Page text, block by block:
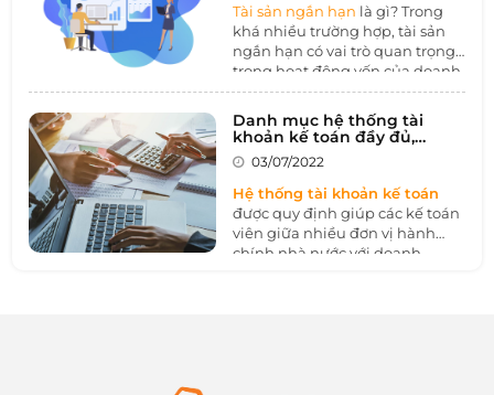
nhằm phát huy hiệu quả tối đa.
Tài sản ngắn hạn là gì? Trong
khá nhiều trường hợp, tài sản
ngắn hạn có vai trò quan trọng
trong hoạt động vốn của doanh
nghiệp. Tài sản ngắn hạn thể
hiện khả năng về tài chính
trong thời gian ngắn của doanh
nghiệp. Cùng 1BOSS tìm hiểu
trong bài viết sau để nắm rõ
hơn về loại sản này và cách
phân biệt với tài sản dài hạn.
Danh mục hệ thống tài
khoản kế toán đầy đủ,
chính xác nhất
03/07/2022
Hệ thống tài khoản kế toán
được quy định giúp các kế toán
viên giữa nhiều đơn vị hành
chính nhà nước với doanh